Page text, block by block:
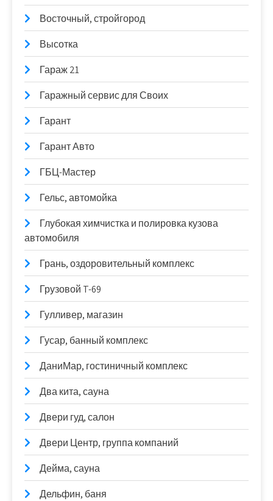
Восточный, стройгород
Высотка
Гараж 21
Гаражный сервис для Своих
Гарант
Гарант Авто
ГБЦ-Мастер
Гельс, автомойка
Глубокая химчистка и полировка кузова
автомобиля
Грань, оздоровительный комплекс
Грузовой T-69
Гулливер, магазин
Гусар, банный комплекс
ДаниМар, гостиничный комплекс
Два кита, сауна
Двери гуд, салон
Двери Центр, группа компаний
Дейма, сауна
Дельфин, баня